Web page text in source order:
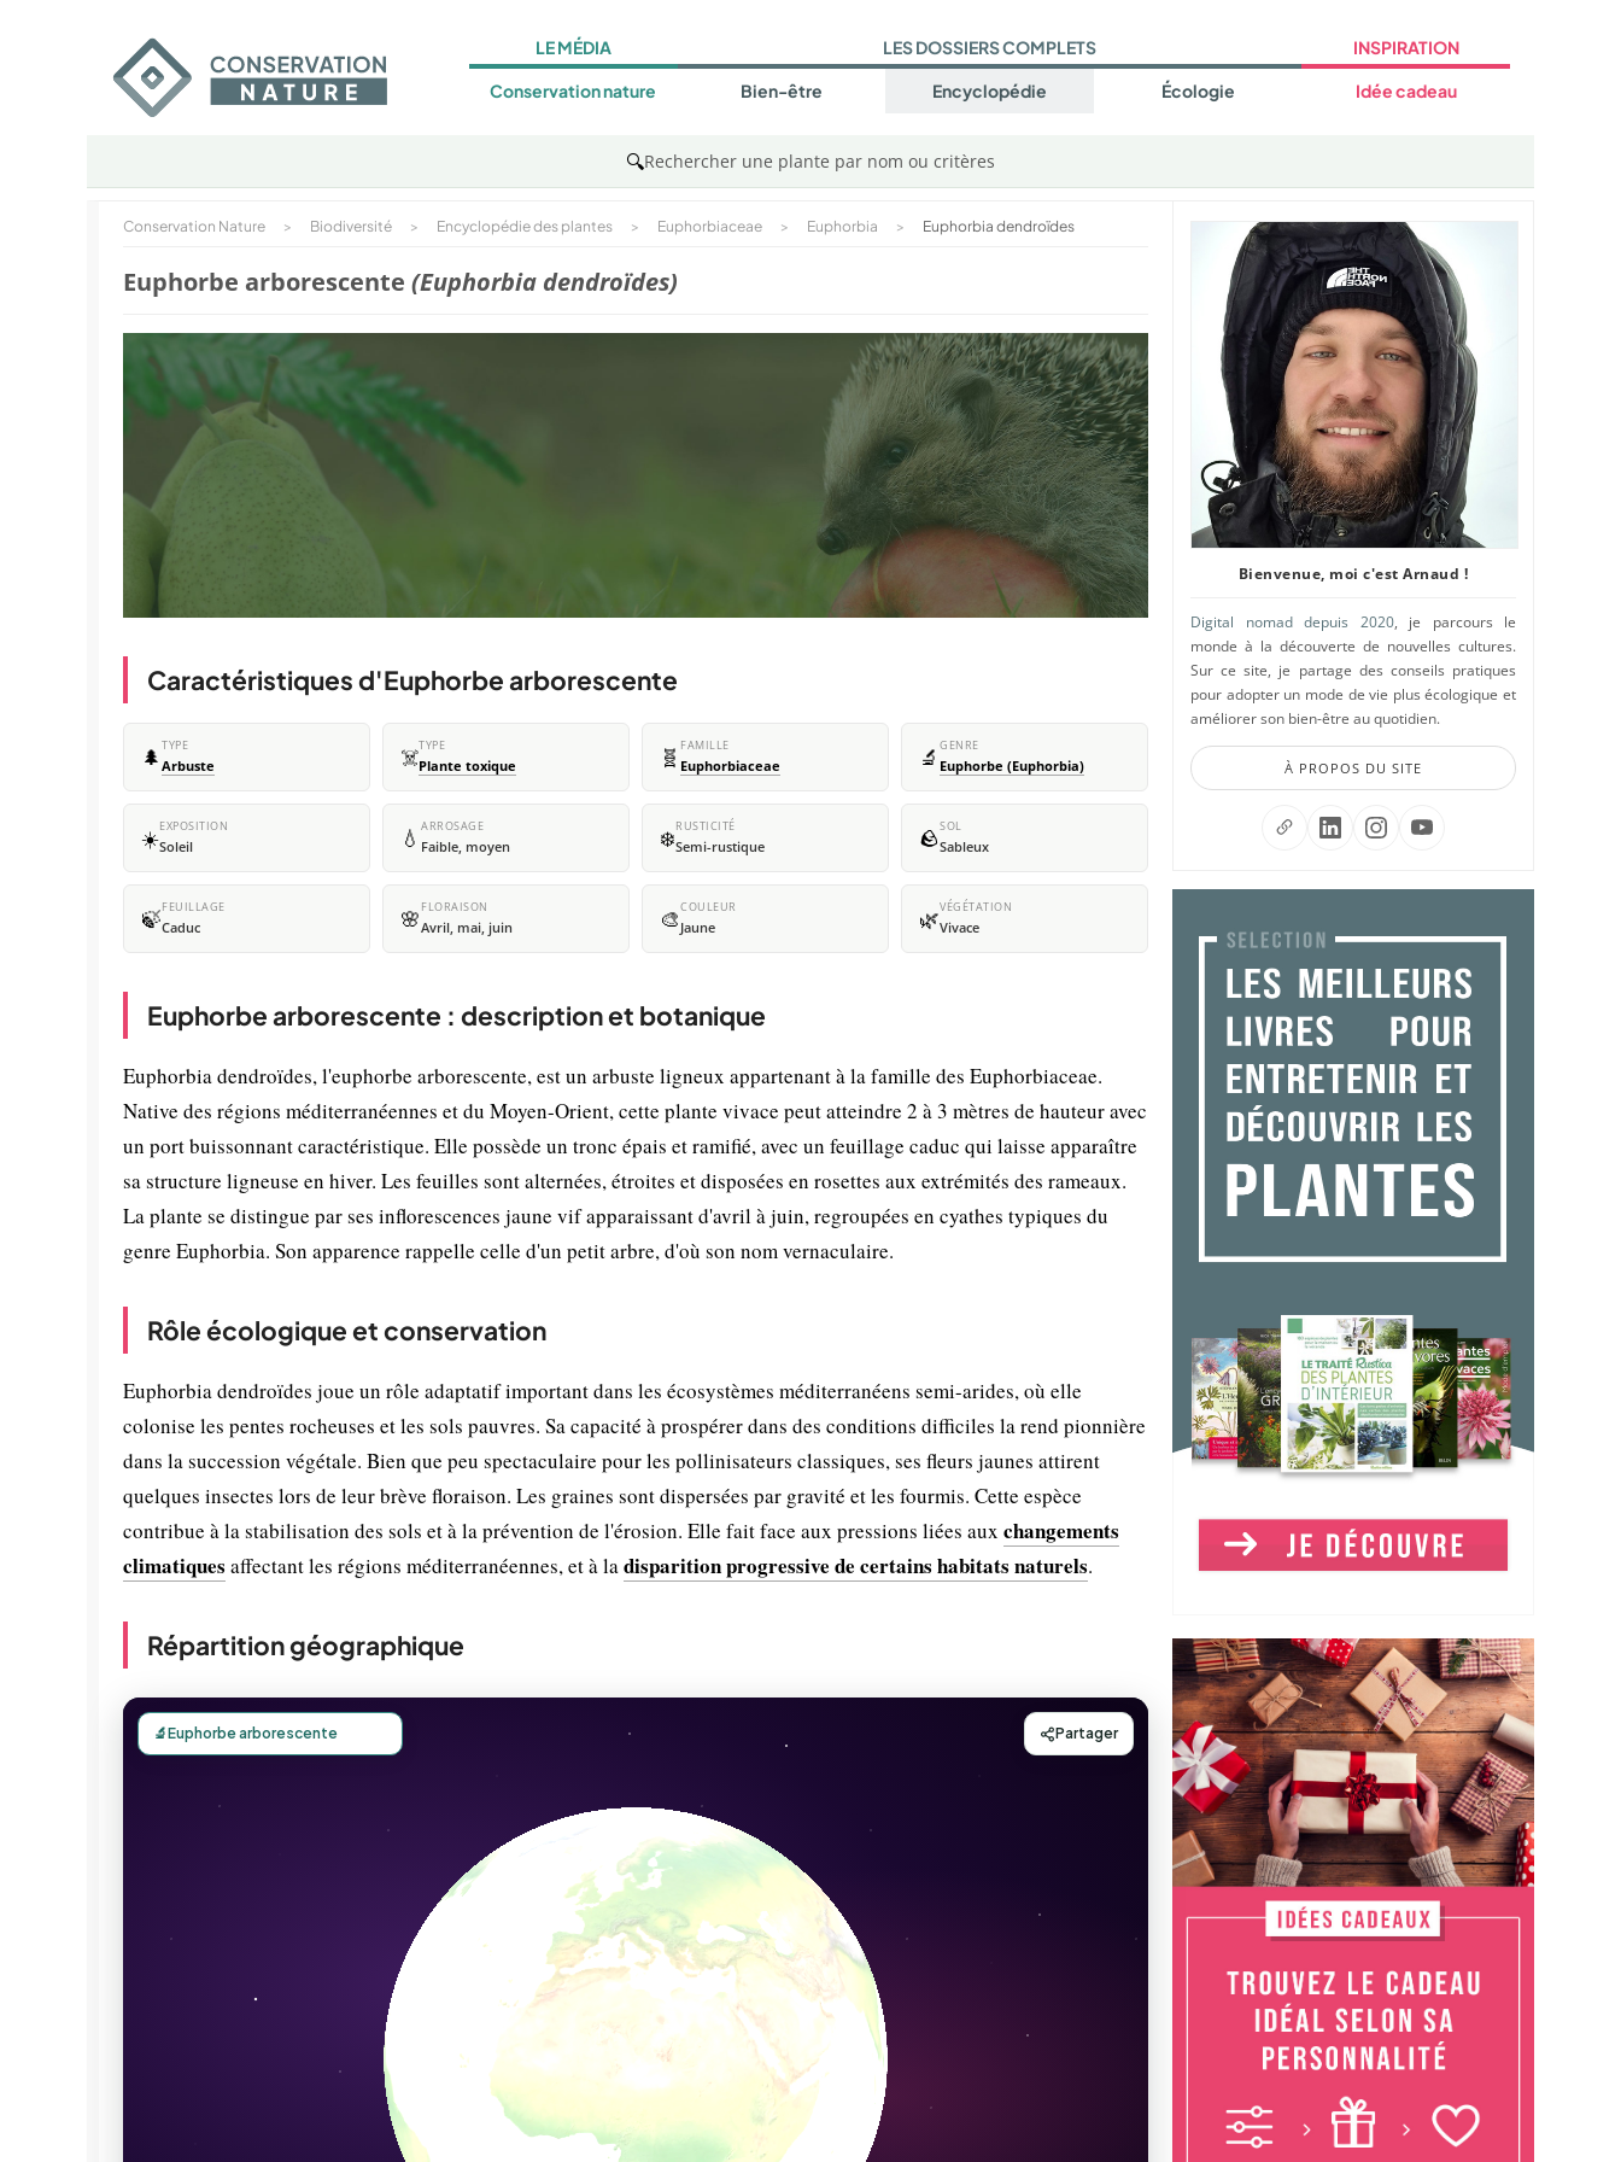
LE MÉDIA
Conservation nature
LES DOSSIERS COMPLETS
Bien-être Encyclopédie Écologie
INSPIRATION
Idée cadeau
🔍Rechercher une plante par nom ou critères
Conservation Nature > Biodiversité > Encyclopédie des plantes > Euphorbiaceae > Euphorbia > Euphorbia dendroïdes
Euphorbe arborescente (Euphorbia dendroïdes)
Caractéristiques d'Euphorbe arborescente
🌲 TYPE
Arbuste ☠️TYPE
Plante toxique 🧬 FAMILLE
Euphorbiaceae 🔬 GENRE
Euphorbe (Euphorbia)
☀️EXPOSITION
Soleil 💧 ARROSAGE
Faible, moyen ❄️RUSTICITÉ
Semi-rustique 🪨SOL
Sableux
🍃FEUILLAGE
Caduc 🌸 FLORAISON
Avril, mai, juin 🎨COULEUR
Jaune 🌿VÉGÉTATION
Vivace
Euphorbe arborescente : description et botanique
Euphorbia dendroïdes, l'euphorbe arborescente, est un arbuste ligneux appartenant à la famille des Euphorbiaceae.
Native des régions méditerranéennes et du Moyen-Orient, cette plante vivace peut atteindre 2 à 3 mètres de hauteur avec
un port buissonnant caractéristique. Elle possède un tronc épais et ramifié, avec un feuillage caduc qui laisse apparaître
sa structure ligneuse en hiver. Les feuilles sont alternées, étroites et disposées en rosettes aux extrémités des rameaux.
La plante se distingue par ses inflorescences jaune vif apparaissant d'avril à juin, regroupées en cyathes typiques du
genre Euphorbia. Son apparence rappelle celle d'un petit arbre, d'où son nom vernaculaire.
Rôle écologique et conservation
Euphorbia dendroïdes joue un rôle adaptatif important dans les écosystèmes méditerranéens semi-arides, où elle
colonise les pentes rocheuses et les sols pauvres. Sa capacité à prospérer dans des conditions difficiles la rend pionnière
dans la succession végétale. Bien que peu spectaculaire pour les pollinisateurs classiques, ses fleurs jaunes attirent
quelques insectes lors de leur brève floraison. Les graines sont dispersées par gravité et les fourmis. Cette espèce
contribue à la stabilisation des sols et à la prévention de l'érosion. Elle fait face aux pressions liées aux changements
climatiques affectant les régions méditerranéennes, et à ladisparition progressive de certains habitats naturels.
Répartition géographique
Bienvenue, moi c'est Arnaud !
Digital nomad depuis 2020, je parcours le
monde à la découverte de nouvelles cultures.
Sur ce site, je partage des conseils pratiques
pour adopter un mode de vie plus écologique et
améliorer son bien-être au quotidien.
À PROPOS DU SITE